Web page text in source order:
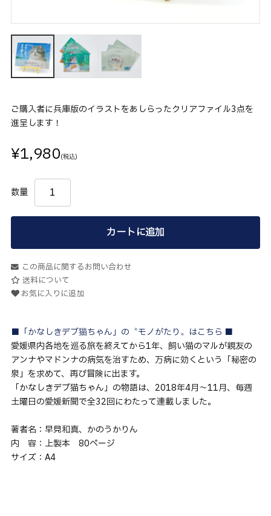
ご購入者に兵庫版のイラストをあしらったクリアファイル3点を
進呈します！
¥1,980(税込)
数量
カートに追加
この商品に関するお問い合わせ
送料について
お気に入りに追加
■「かなしきデブ猫ちゃん」の〝モノがたり〟はこちら ■
愛媛県内各地を巡る旅を終えてから1年、飼い猫のマルが親友の
アンナやマドンナの病気を治すため、万病に効くという「秘密の
泉」を求めて、再び冒険に出ます。
「かなしきデブ猫ちゃん」の物語は、2018年4月～11月、毎週
土曜日の愛媛新聞で全32回にわたって連載しました。
著者名：早見和真、かのうかりん
内 容：上製本 80ページ
サイズ：A4